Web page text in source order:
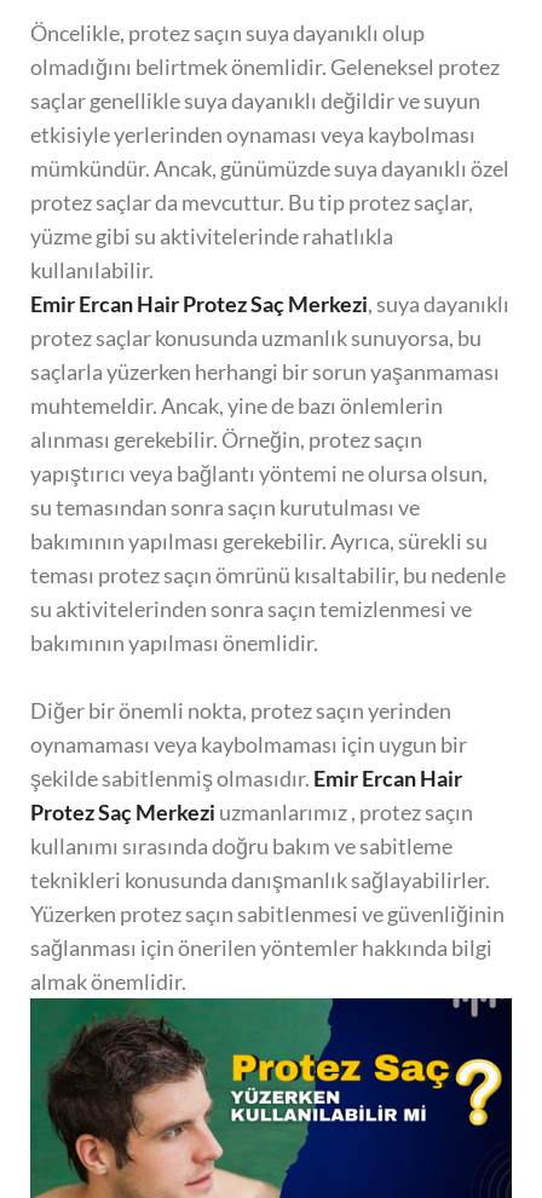
Öncelikle, protez saçın suya dayanıklı olup
olmadığını belirtmek önemlidir. Geleneksel protez
saçlar genellikle suya dayanıklı değildir ve suyun
etkisiyle yerlerinden oynaması veya kaybolması
mümkündür. Ancak, günümüzde suya dayanıklı özel
protez saçlar da mevcuttur. Bu tip protez saçlar,
yüzme gibi su aktivitelerinde rahatlıkla
kullanılabilir.
Emir Ercan Hair Protez Saç Merkezi, suya dayanıklı
protez saçlar konusunda uzmanlık sunuyorsa, bu
saçlarla yüzerken herhangi bir sorun yaşanmaması
muhtemeldir. Ancak, yine de bazı önlemlerin
alınması gerekebilir. Örneğin, protez saçın
yapıştırıcı veya bağlantı yöntemi ne olursa olsun,
su temasından sonra saçın kurutulması ve
bakımının yapılması gerekebilir. Ayrıca, sürekli su
teması protez saçın ömrünü kısaltabilir, bu nedenle
su aktivitelerinden sonra saçın temizlenmesi ve
bakımının yapılması önemlidir.
Diğer bir önemli nokta, protez saçın yerinden
oynamaması veya kaybolmaması için uygun bir
şekilde sabitlenmiş olmasıdır. Emir Ercan Hair
Protez Saç Merkezi uzmanlarımız , protez saçın
kullanımı sırasında doğru bakım ve sabitleme
teknikleri konusunda danışmanlık sağlayabilirler.
Yüzerken protez saçın sabitlenmesi ve güvenliğinin
sağlanması için önerilen yöntemler hakkında bilgi
almak önemlidir.